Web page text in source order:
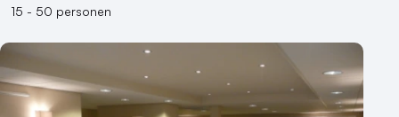
15 - 50 personen